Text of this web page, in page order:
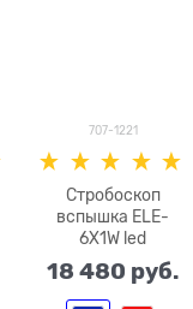
707-1221
Стробоскоп
вспышка ELE-
6Х1W led
18 480 руб.